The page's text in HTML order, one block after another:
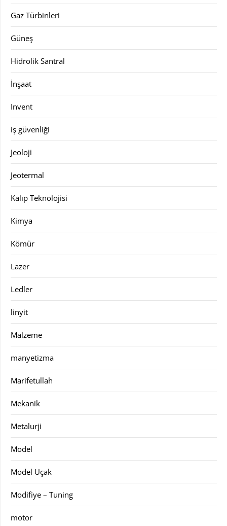
Gaz Türbinleri
Güneş
Hidrolik Santral
İnşaat
Invent
iş güvenliği
Jeoloji
Jeotermal
Kalıp Teknolojisi
Kimya
Kömür
Lazer
Ledler
linyit
Malzeme
manyetizma
Marifetullah
Mekanik
Metalurji
Model
Model Uçak
Modifiye – Tuning
motor